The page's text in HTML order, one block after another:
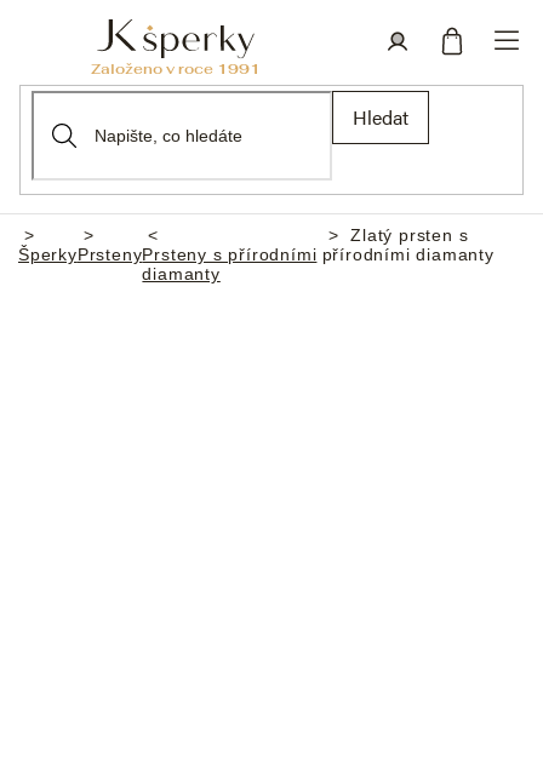
Hledat
Domů
ŠperkyPrstenyPrsteny s přírodními
diamanty
Zlatý prsten s
přírodními diamanty